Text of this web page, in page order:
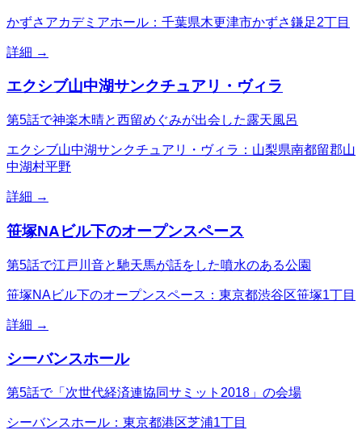
かずさアカデミアホール：千葉県木更津市かずさ鎌足2丁目
詳細 →
エクシブ山中湖サンクチュアリ・ヴィラ
第5話で神楽木晴と西留めぐみが出会した露天風呂
エクシブ山中湖サンクチュアリ・ヴィラ：山梨県南都留郡山
中湖村平野
詳細 →
笹塚NAビル下のオープンスペース
第5話で江戸川音と馳天馬が話をした噴水のある公園
笹塚NAビル下のオープンスペース：東京都渋谷区笹塚1丁目
詳細 →
シーバンスホール
第5話で「次世代経済連協同サミット2018」の会場
シーバンスホール：東京都港区芝浦1丁目